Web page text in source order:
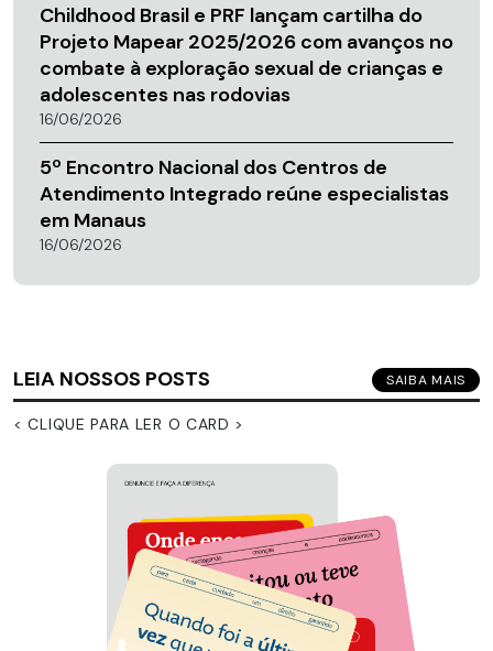
Childhood Brasil e PRF lançam cartilha do
Projeto Mapear 2025/2026 com avanços no
combate à exploração sexual de crianças e
adolescentes nas rodovias
16/06/2026
5º Encontro Nacional dos Centros de
Atendimento Integrado reúne especialistas
em Manaus
16/06/2026
LEIA NOSSOS POSTS SAIBA MAIS
< CLIQUE PARA LER O CARD >